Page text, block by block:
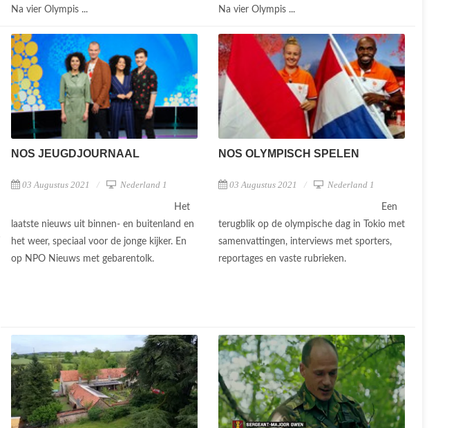
Na vier Olympis ...
Na vier Olympis ...
NOS JEUGDJOURNAAL
03 Augustus 2021 Nederland 1
Het
laatste nieuws uit binnen- en buitenland en
het weer, speciaal voor de jonge kijker. En
op NPO Nieuws met gebarentolk.
NOS OLYMPISCH SPELEN
03 Augustus 2021 Nederland 1
Een
terugblik op de olympische dag in Tokio met
samenvattingen, interviews met sporters,
reportages en vaste rubrieken.